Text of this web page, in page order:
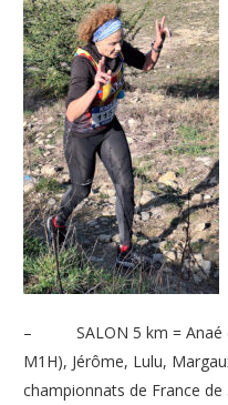
– SALON 5 km = Anaé
M1H), Jérôme, Lulu,
championnats de France